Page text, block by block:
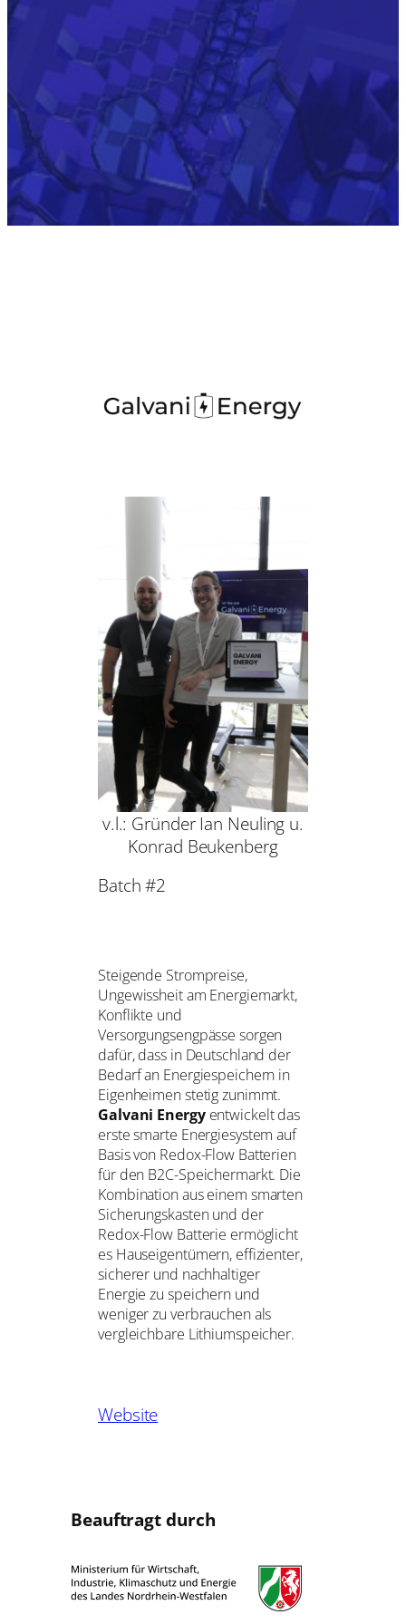
v.l.: Gründer Ian Neuling u.
Konrad Beukenberg
Batch #2
Steigende Strompreise,
Ungewissheit am Energiemarkt,
Konflikte und
Versorgungsengpässe sorgen
dafür, dass in Deutschland der
Bedarf an Energiespeichern in
Eigenheimen stetig zunimmt.
Galvani Energyentwickelt das
erste smarte Energiesystem auf
Basis von Redox-Flow Batterien
für den B2C-Speichermarkt. Die
Kombination aus einem smarten
Sicherungskasten und der
Redox-Flow Batterie ermöglicht
es Hauseigentümern, effizienter,
sicherer und nachhaltiger
Energie zu speichern und
weniger zu verbrauchen als
vergleichbare Lithiumspeicher.
Website
Beauftragt durch